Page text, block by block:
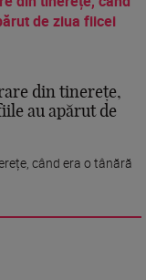
din tinerețe,
au apărut de
când era o tânără